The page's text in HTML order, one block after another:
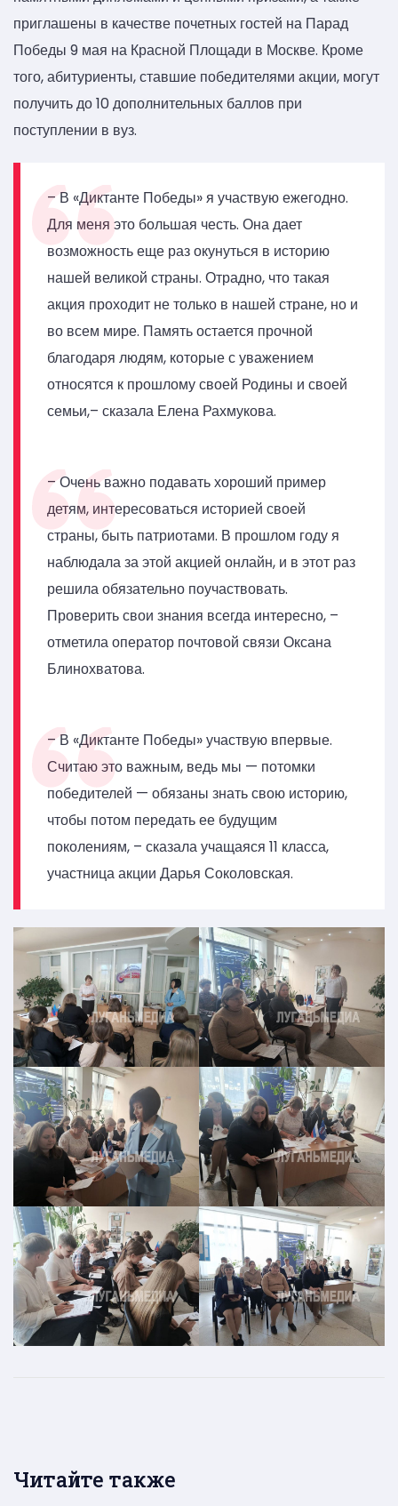
приглашены в качестве почетных гостей на Парад
Победы 9 мая на Красной Площади в Москве. Кроме
того, абитуриенты, ставшие победителями акции, могут
получить до 10 дополнительных баллов при
поступлении в вуз.
– В «Диктанте Победы» я участвую ежегодно.
Для меня это большая честь. Она дает
возможность еще раз окунуться в историю
нашей великой страны. Отрадно, что такая
акция проходит не только в нашей стране, но и
во всем мире. Память остается прочной
благодаря людям, которые с уважением
относятся к прошлому своей Родины и своей
семьи,– сказала Елена Рахмукова.
– Очень важно подавать хороший пример
детям, интересоваться историей своей
страны, быть патриотами. В прошлом году я
наблюдала за этой акцией онлайн, и в этот раз
решила обязательно поучаствовать.
Проверить свои знания всегда интересно, –
отметила оператор почтовой связи Оксана
Блинохватова.
– В «Диктанте Победы» участвую впервые.
Считаю это важным, ведь мы — потомки
победителей — обязаны знать свою историю,
чтобы потом передать ее будущим
поколениям, – сказала учащаяся 11 класса,
участница акции Дарья Соколовская.
Читайте также